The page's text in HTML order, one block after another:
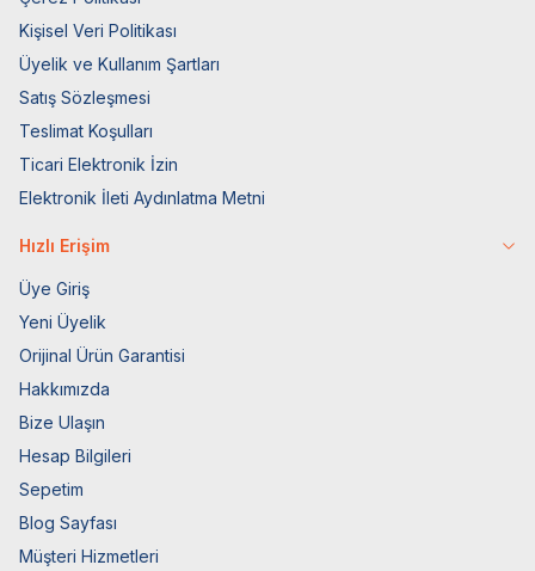
Kişisel Veri Politikası
Üyelik ve Kullanım Şartları
Satış Sözleşmesi
Teslimat Koşulları
Ticari Elektronik İzin
Elektronik İleti Aydınlatma Metni
Hızlı Erişim
Üye Giriş
Yeni Üyelik
Orijinal Ürün Garantisi
Hakkımızda
Bize Ulaşın
Hesap Bilgileri
Sepetim
Blog Sayfası
Müşteri Hizmetleri